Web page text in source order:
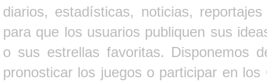
diarios, estadísticas, noticias,
para que los usuarios publiquen sus
o sus estrellas favoritas. Disponemos
pronosticar los juegos o participar en